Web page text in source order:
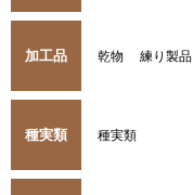
加工品 乾物 練り製品
種実類 種実類